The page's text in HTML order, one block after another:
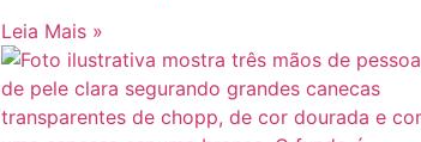
Leia Mais »